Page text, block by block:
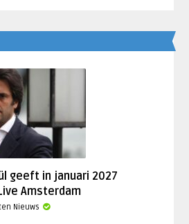
geeft in januari 2027
Amsterdam
Nieuws